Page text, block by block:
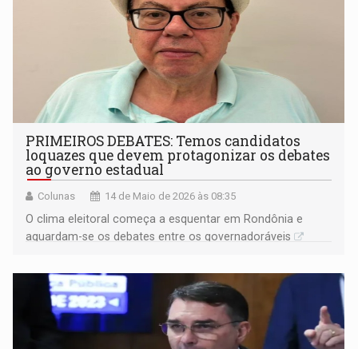
PRIMEIROS DEBATES: Temos candidatos
loquazes que devem protagonizar os debates
ao governo estadual
Colunas 14 de Maio de 2026 às 08:35
O clima eleitoral começa a esquentar em Rondônia e
aguardam-se os debates entre os governadoráveis